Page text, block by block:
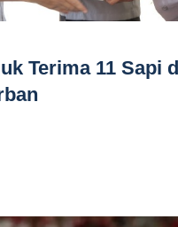
Terima 11 Sapi